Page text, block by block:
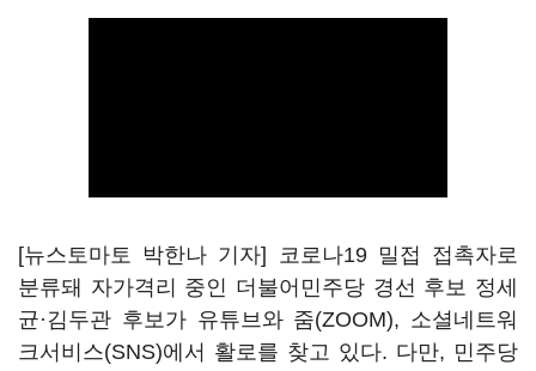
[뉴스토마토 박한나 기자] 코로나19 밀접 접촉자로
분류돼 자가격리 중인 더불어민주당 경선 후보 정세
균·김두관 후보가 유튜브와 줌(ZOOM), 소셜네트워
크서비스(SNS)에서 활로를 찾고 있다. 다만, 민주당